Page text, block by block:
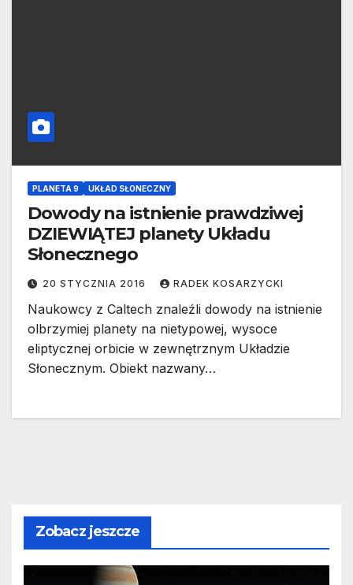
PLANETA 9 UKŁAD SŁONECZNY
Dowody na istnienie prawdziwej
DZIEWIĄTEJ planety Układu
Słonecznego
20 STYCZNIA 2016 RADEK KOSARZYCKI
Naukowcy z Caltech znaleźli dowody na istnienie
olbrzymiej planety na nietypowej, wysoce
eliptycznej orbicie w zewnętrznym Układzie
Słonecznym. Obiekt nazwany…
Zobacz jeszcze